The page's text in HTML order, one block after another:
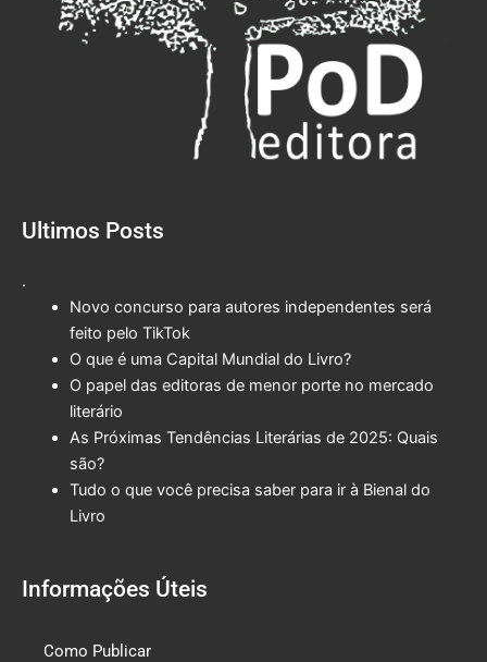
Ultimos Posts
.
Novo concurso para autores independentes será
feito pelo TikTok
O que é uma Capital Mundial do Livro?
O papel das editoras de menor porte no mercado
literário
As Próximas Tendências Literárias de 2025: Quais
são?
Tudo o que você precisa saber para ir à Bienal do
Livro
Informações Úteis
Como Publicar